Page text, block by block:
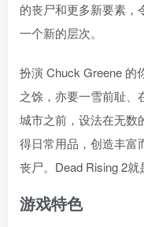
的丧尸和更多新要素，
一个新的层次。
扮演 Chuck Greene 的
之馀，亦要一雪前耻、
城市之前，设法在无数
得日常用品，创造丰富
丧尸。Dead Rising 2就
游戏特色